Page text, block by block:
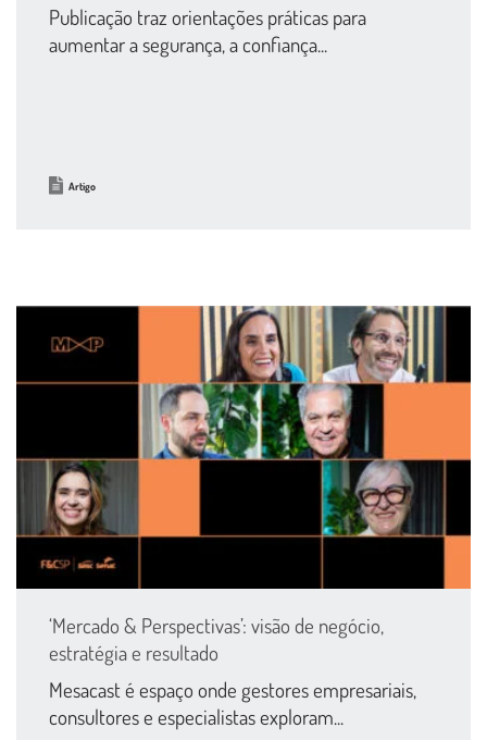
Publicação traz orientações práticas para
aumentar a segurança, a confiança...
Artigo
‘Mercado & Perspectivas’: visão de negócio,
estratégia e resultado
Mesacast é espaço onde gestores empresariais,
consultores e especialistas exploram...